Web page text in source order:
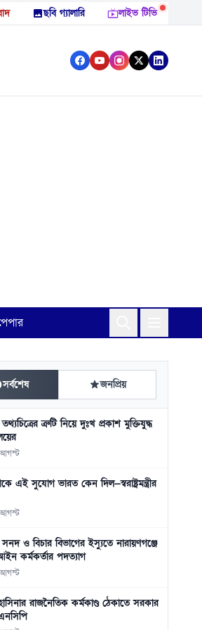
ছবি গ্যালারি লাইভ টিভি
সর্বশেষ জনপ্রিয়
ত্রুটি নিয়ে দুঃখ প্রকাশ মুক্তিযুদ্ধ
এই সুযোগ ভারত কেন দিল—স্বরাষ্ট্রমন্ত্রীর
ও বিচার বিভাগের ইস্যুতে নারায়ণগঞ্জে
কর্মকর্তার পদত্যাগ
রাজনৈতিক কর্মকাণ্ড ঠেকাতে সরকার